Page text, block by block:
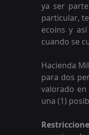
ya ser
particular,
ecoins y
cuando se
Hacienda
para dos
valorado
una (1)